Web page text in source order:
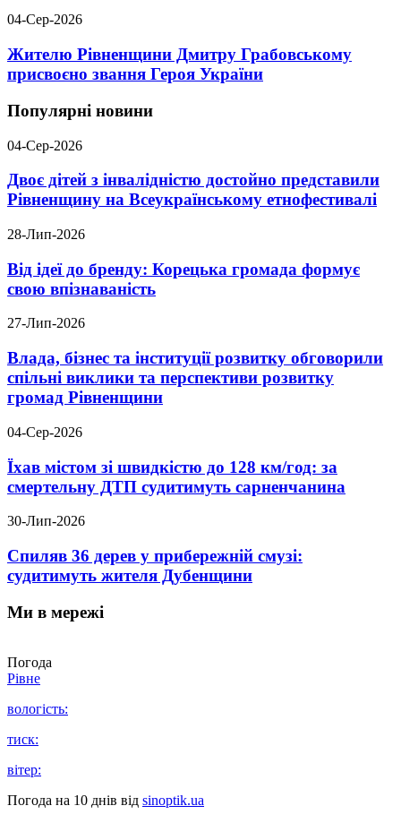
04-Сер-2026
Жителю Рівненщини Дмитру Грабовському
присвоєно звання Героя України
Популярні новини
04-Сер-2026
Двоє дітей з інвалідністю достойно представили
Рівненщину на Всеукраїнському етнофестивалі
28-Лип-2026
Від ідеї до бренду: Корецька громада формує
свою впізнаваність
27-Лип-2026
Влада, бізнес та інституції розвитку обговорили
спільні виклики та перспективи розвитку
громад Рівненщини
04-Сер-2026
Їхав містом зі швидкістю до 128 км/год: за
смертельну ДТП судитимуть сарненчанина
30-Лип-2026
Спиляв 36 дерев у прибережній смузі:
судитимуть жителя Дубенщини
Ми в мережі
Погода
Рівне
вологість:
тиск:
вітер:
Погода на 10 днів від sinoptik.ua